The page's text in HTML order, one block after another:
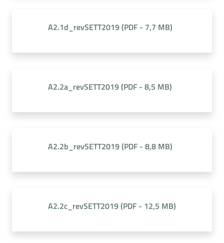
A2.1d_revSETT2019(PDF - 7,7 MB)
A2.2a_revSETT2019(PDF - 8,5 MB)
A2.2b_revSETT2019(PDF - 8,8 MB)
A2.2c_revSETT2019(PDF - 12,5 MB)